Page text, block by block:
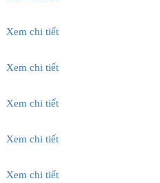
Xem chi tiết
Xem chi tiết
Xem chi tiết
Xem chi tiết
Xem chi tiết